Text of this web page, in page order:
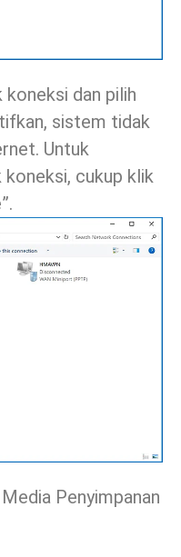
dan pilih
sistem tidak
Untuk
cukup klik
Penyimpanan